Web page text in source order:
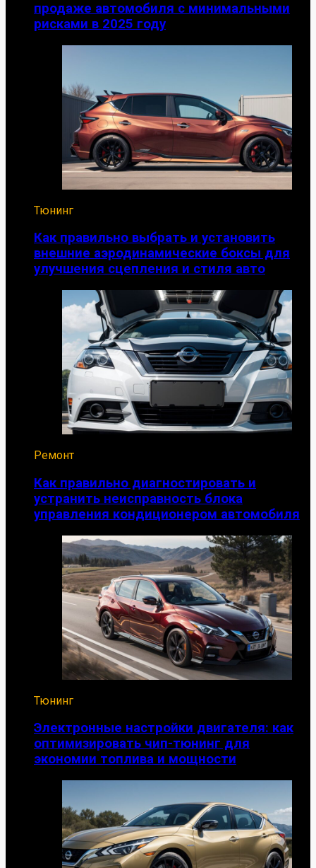
продаже автомобиля с минимальными
рисками в 2025 году
Тюнинг
Как правильно выбрать и установить
внешние аэродинамические боксы для
улучшения сцепления и стиля авто
Ремонт
Как правильно диагностировать и
устранить неисправность блока
управления кондиционером автомобиля
Тюнинг
Электронные настройки двигателя: как
оптимизировать чип-тюнинг для
экономии топлива и мощности